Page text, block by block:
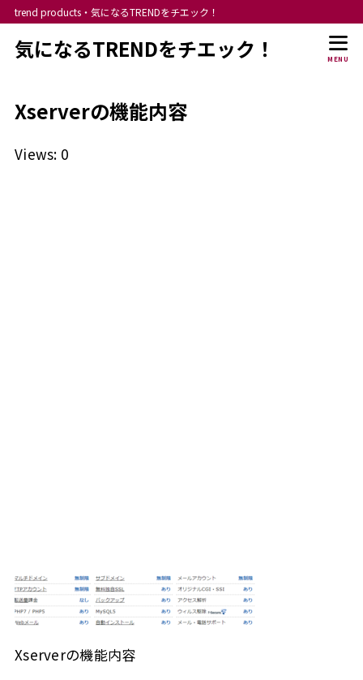
trend products・気になるTRENDをチエック！
気になるTRENDをチエック！ MENU
Xserverの機能内容
Views: 0
Xserverの機能内容